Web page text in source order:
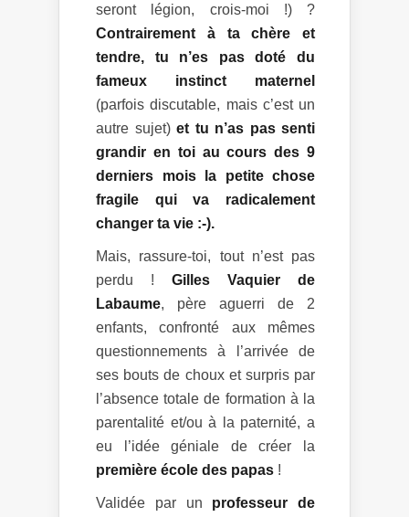
seront légion, crois-moi !) ?
Contrairement à ta chère et
tendre, tu n’es pas doté du
fameux instinct maternel
(parfois discutable, mais c’est un
autre sujet)et tu n’as pas senti
grandir en toi au cours des 9
derniers mois la petite chose
fragile qui va radicalement
changer ta vie :-).
Mais, rassure-toi, tout n’est pas
perdu ! Gilles Vaquier de
Labaume, père aguerri de 2
enfants, confronté aux mêmes
questionnements à l’arrivée de
ses bouts de choux et surpris par
l’absence totale de formation à la
parentalité et/ou à la paternité, a
eu l’idée géniale de créer la
première école des papas !
Validée par un professeur de